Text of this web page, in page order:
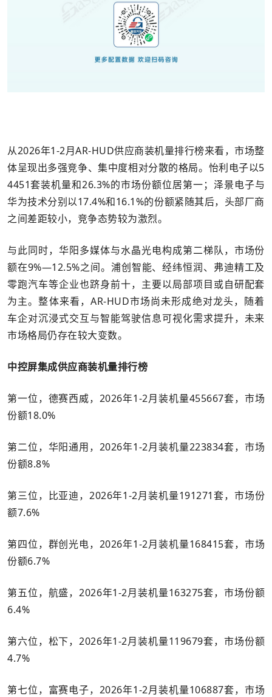
从2026年1-2月AR-HUD供应商装机量排行榜来看，市场整
体呈现出多强竞争、集中度相对分散的格局。怡利电子以5
4451套装机量和26.3%的市场份额位居第一；泽景电子与
华为技术分别以17.4%和16.1%的份额紧随其后，头部厂商
之间差距较小，竞争态势较为激烈。
与此同时，华阳多媒体与水晶光电构成第二梯队，市场份
额在9%—12.5%之间。浦创智能、经纬恒润、弗迪精工及
零跑汽车等企业也跻身前十，主要以局部项目或自研配套
为主。整体来看，AR-HUD市场尚未形成绝对龙头，随着
车企对沉浸式交互与智能驾驶信息可视化需求提升，未来
市场格局仍存在较大变数。
中控屏集成供应商装机量排行榜
第一位，德赛西威，2026年1-2月装机量455667套，市场
份额18.0%
第二位，华阳通用，2026年1-2月装机量223834套，市场
份额8.8%
第三位，比亚迪，2026年1-2月装机量191271套，市场份
额7.6%
第四位，群创光电，2026年1-2月装机量168415套，市场
份额6.7%
第五位，航盛，2026年1-2月装机量163275套，市场份额
6.4%
第六位，松下，2026年1-2月装机量119679套，市场份额
4.7%
第七位，富赛电子，2026年1-2月装机量106887套，市场